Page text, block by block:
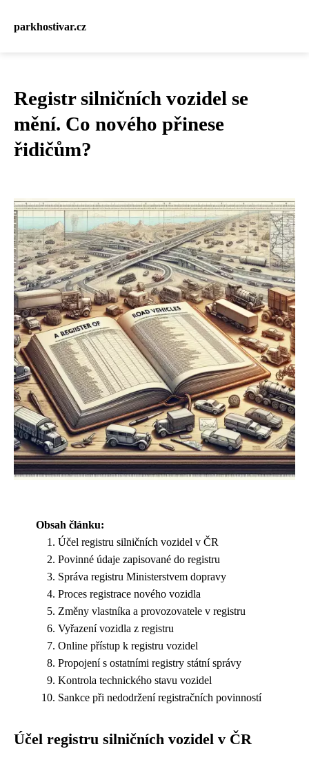
parkhostivar.cz
Registr silničních vozidel se
mění. Co nového přinese
řidičům?
Obsah článku:
Účel registru silničních vozidel v ČR
Povinné údaje zapisované do registru
Správa registru Ministerstvem dopravy
Proces registrace nového vozidla
Změny vlastníka a provozovatele v registru
Vyřazení vozidla z registru
Online přístup k registru vozidel
Propojení s ostatními registry státní správy
Kontrola technického stavu vozidel
Sankce při nedodržení registračních povinností
Účel registru silničních vozidel v ČR